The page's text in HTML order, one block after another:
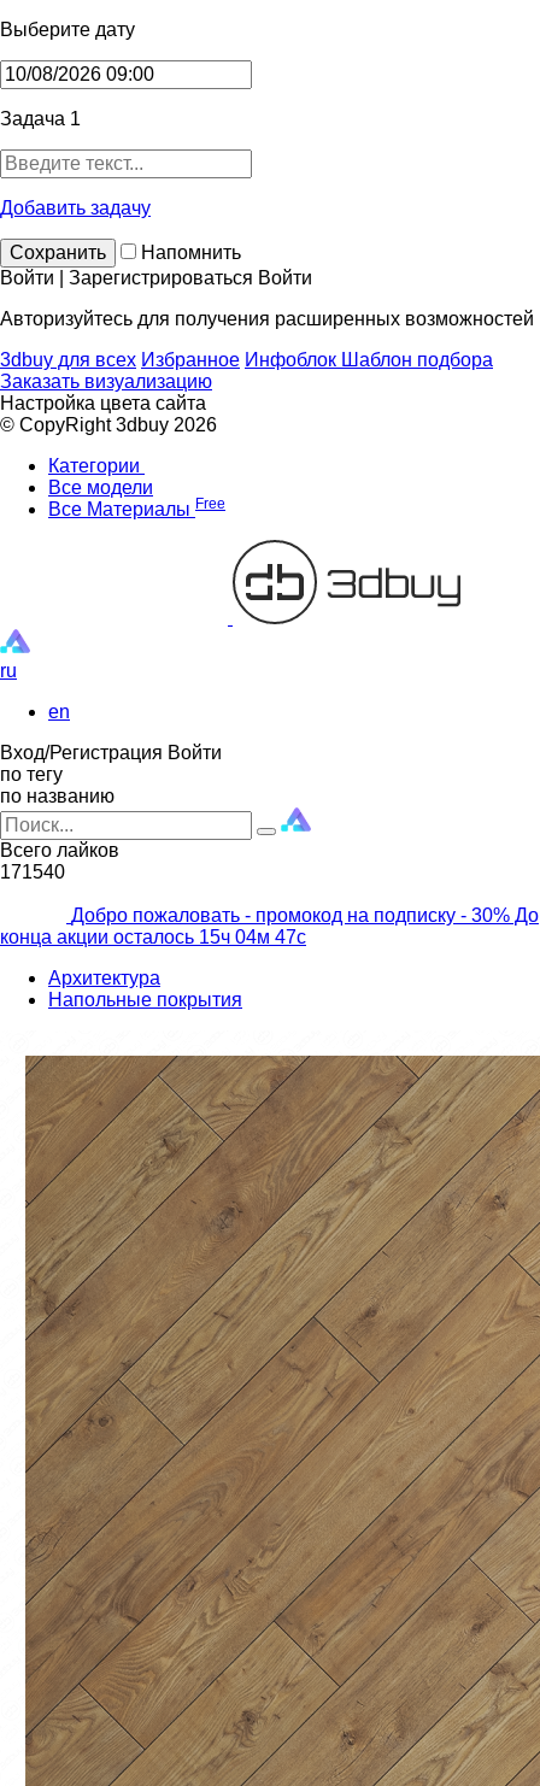
Выберите дату
Задача 1
Добавить задачу
Сохранить
Напомнить
Войти | Зарегистрироваться Войти
Авторизуйтесь для получения расширенных возможностей
3dbuy для всех Избранное Инфоблок Шаблон подбора
Заказать визуализацию
Настройка цвета сайта
© CopyRight 3dbuy 2026
Категории
Все модели
Все Материалы Free
ru
en
Вход/Регистрация Войти
по тегу
по названию
Всего лайков
171540
Добро пожаловать - промокод на подписку - 30% До
конца акции осталось 15ч 04м 45с
Архитектура
Напольные покрытия